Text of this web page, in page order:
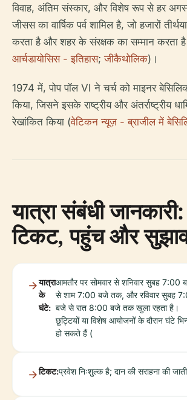
विवाह, अंतिम संस्कार, और विशेष रूप से हर
जीसस का वार्षिक पर्व शामिल है, जो हजारों
करता है और शहर के संरक्षक का सम्मान करता
आर्चडायोसिस - इतिहास;जीकैथोलिक)।
1974 में, पोप पॉल VI ने चर्च को माइनर
किया, जिसने इसके राष्ट्रीय और अंतर्राष्ट्रीय
रेखांकित किया (वेटिकन न्यूज़ - ब्राजील में
यात्रा संबंधी
टिकट, पहुंच और
यात्रा
के
घंटे:
आमतौर पर सोमवार से शनिवार सुबह 7:00
से शाम 7:00 बजे तक, और रविवार सुबह
बजे से रात 8:00 बजे तक खुला रहता है।
छुट्टियों या विशेष आयोजनों के दौरान घंटे
हो सकते हैं (
टिकट:प्रवेश निःशुल्क है; दान की सराहना की